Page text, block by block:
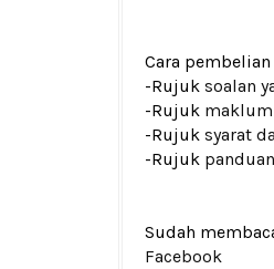
Cara pembelian
-Rujuk soalan
-Rujuk
-Rujuk syarat
-Rujuk
Sudah
Facebook